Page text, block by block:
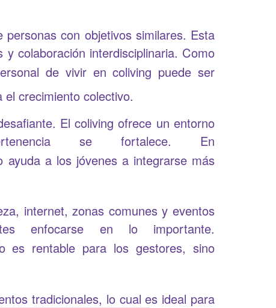
con objetivos similares. Esta
colaboración interdisciplinaria. Como
de vivir en coliving puede ser
crecimiento colectivo.
El coliving ofrece un entorno
se fortalece. En
a los jóvenes a integrarse más
internet, zonas comunes y eventos
enfocarse en lo importante.
es rentable para los gestores, sino
tradicionales, lo cual es ideal para